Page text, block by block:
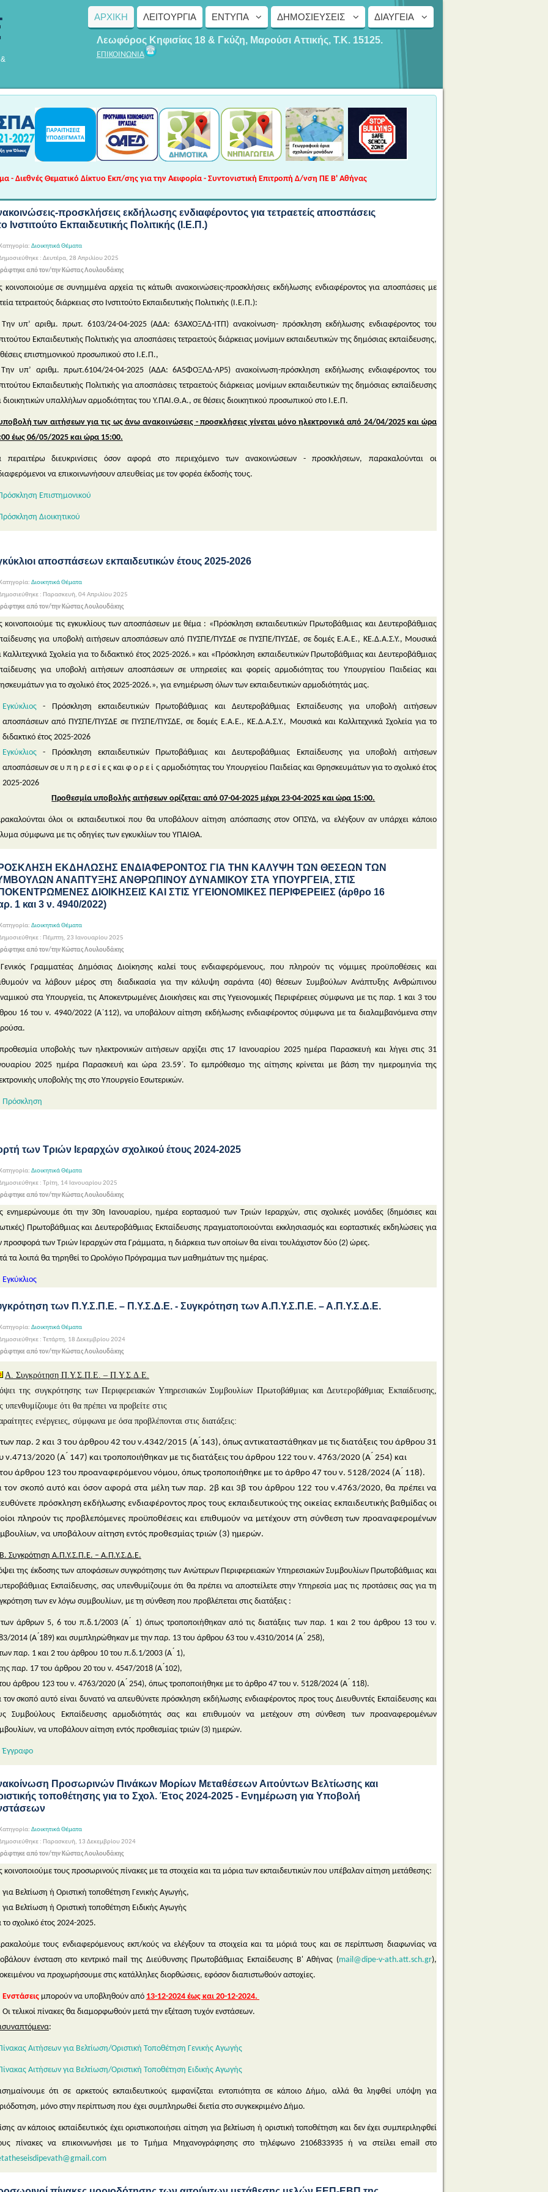
ΑΡΧΙΚΗ ΛΕΙΤΟΥΡΓΊΑ ΈΝΤΥΠΑ ΔΗΜΟΣΙΕΎΣΕΙΣ ΔΙΑΎΓΕΙΑ
Λεωφόρος Κηφισίας 18 & Γκύζη, Μαρούσι Αττικής, Τ.Κ. 15125.
ΕΠΙΚΟΙΝΩΝΙΑ
- Διεθνές Θεματικό Δίκτυο Εκπ/σης για την Αειφορία - Συντονιστική Επιτροπή Δ/νση ΠΕ Β' Αθήνας
προσκλήσεις εκδήλωσης ενδιαφέροντος για τετραετείς αποσπάσεις
Ινστιτούτο Εκπαιδευτικής Πολιτικής (Ι.Ε.Π.)
Διοικητικά Θέματα
: Δευτέρα, 28 Απριλίου 2025
από τον/την Κώστας Λουλουδάκης
κοινοποιούμε σε συνημμένα αρχεία τις κάτωθι ανακοινώσεις-προσκλήσεις εκδήλωσης ενδιαφέροντος για αποσπάσεις με
τετραετούς διάρκειας στο Ινστιτούτο Εκπαιδευτικής Πολιτικής (Ι.Ε.Π.):
υπ’ αριθμ. πρωτ. 6103/24-04-2025 (ΑΔΑ: 63ΑΧΟΞΛΔ-ΙΤΠ) ανακοίνωση- πρόσκληση εκδήλωσης ενδιαφέροντος του
Εκπαιδευτικής Πολιτικής για αποσπάσεις τετραετούς διάρκειας μονίμων εκπαιδευτικών της δημόσιας εκπαίδευσης,
επιστημονικού προσωπικού στο Ι.Ε.Π.,
υπ’ αριθμ. πρωτ.6104/24-04-2025 (ΑΔΑ: 6Α5ΦΟΞΛΔ-ΛΡ5) ανακοίνωση-πρόσκληση εκδήλωσης ενδιαφέροντος του
Εκπαιδευτικής Πολιτικής για αποσπάσεις τετραετούς διάρκειας μονίμων εκπαιδευτικών της δημόσιας εκπαίδευσης
διοικητικών υπαλλήλων αρμοδιότητας του Υ.ΠΑΙ.Θ.Α., σε θέσεις διοικητικού προσωπικού στο Ι.Ε.Π.
των αιτήσεων για τις ως άνω ανακοινώσεις - προσκλήσεις γίνεται μόνο ηλεκτρονικά από 24/04/2025 και ώρα
έως 06/05/2025 και ώρα 15:00.
περαιτέρω διευκρινίσεις όσον αφορά στο περιεχόμενο των ανακοινώσεων - προσκλήσεων, παρακαλούνται οι
να επικοινωνήσουν απευθείας με τον φορέα έκδοσής τους.
Επιστημονικού
Διοικητικού
αποσπάσεων εκπαιδευτικών έτους 2025-2026
Διοικητικά Θέματα
: Παρασκευή, 04 Απριλίου 2025
από τον/την Κώστας Λουλουδάκης
κοινοποιούμε τις εγκυκλίους των αποσπάσεων με θέμα : «Πρόσκληση εκπαιδευτικών Πρωτοβάθμιας και Δευτεροβάθμιας
για υποβολή αιτήσεων αποσπάσεων από ΠΥΣΠΕ/ΠΥΣΔΕ σε ΠΥΣΠΕ/ΠΥΣΔΕ, σε δομές Ε.Α.Ε., ΚΕ.Δ.Α.Σ.Υ., Μουσικά
Καλλιτεχνικά Σχολεία για το διδακτικό έτος 2025-2026.» και «Πρόσκληση εκπαιδευτικών Πρωτοβάθμιας και Δευτεροβάθμιας
για υποβολή αιτήσεων αποσπάσεων σε υπηρεσίες και φορείς αρμοδιότητας του Υπουργείου Παιδείας και
για το σχολικό έτος 2025-2026.», για ενημέρωση όλων των εκπαιδευτικών αρμοδιότητάς μας.
Εγκύκλιος- Πρόσκληση εκπαιδευτικών Πρωτοβάθμιας και Δευτεροβάθμιας Εκπαίδευσης για υποβολή αιτήσεων
αποσπάσεων από ΠΥΣΠΕ/ΠΥΣΔΕ σε ΠΥΣΠΕ/ΠΥΣΔΕ, σε δομές Ε.Α.Ε., ΚΕ.Δ.Α.Σ.Υ., Μουσικά και Καλλιτεχνικά Σχολεία για το
διδακτικό έτος 2025-2026
Εγκύκλιος- Πρόσκληση εκπαιδευτικών Πρωτοβάθμιας και Δευτεροβάθμιας Εκπαίδευσης για υποβολή αιτήσεων
αποσπάσεων σε υ π η ρ ε σ ί ε ς και φ ο ρ ε ί ς αρμοδιότητας του Υπουργείου Παιδείας και Θρησκευμάτων για το σχολικό έτος
2025-2026
Προθεσμία υποβολής αιτήσεων ορίζεται: από 07-04-2025 μέχρι 23-04-2025 και ώρα 15:00.
όλοι οι εκπαιδευτικοί που θα υποβάλουν αίτηση απόσπασης στον ΟΠΣΥΔ, να ελέγξουν αν υπάρχει κάποιο
σύμφωνα με τις οδηγίες των εγκυκλίων του ΥΠΑΙΘΑ.
ΕΚΔΗΛΩΣΗΣ ΕΝΔΙΑΦΕΡΟΝΤΟΣ ΓΙΑ ΤΗΝ ΚΑΛΥΨΗ ΤΩΝ ΘΕΣΕΩΝ ΤΩΝ
ΑΝΑΠΤΥΞΗΣ ΑΝΘΡΩΠΙΝΟΥ ΔΥΝΑΜΙΚΟΥ ΣΤΑ ΥΠΟΥΡΓΕΙΑ, ΣΤΙΣ
ΔΙΟΙΚΗΣΕΙΣ ΚΑΙ ΣΤΙΣ ΥΓΕΙΟΝΟΜΙΚΕΣ ΠΕΡΙΦΕΡΕΙΕΣ (άρθρο 16
1 και 3 ν. 4940/2022)
Διοικητικά Θέματα
: Πέμπτη, 23 Ιανουαρίου 2025
από τον/την Κώστας Λουλουδάκης
Γραμματέας Δημόσιας Διοίκησης καλεί τους ενδιαφερόμενους, που πληρούν τις νόμιμες προϋποθέσεις και
να λάβουν μέρος στη διαδικασία για την κάλυψη σαράντα (40) θέσεων Συμβούλων Ανάπτυξης Ανθρώπινου
στα Υπουργεία, τις Αποκεντρωμένες Διοικήσεις και στις Υγειονομικές Περιφέρειες σύμφωνα με τις παρ. 1 και 3 του
16 του ν. 4940/2022 (Α΄112), να υποβάλουν αίτηση εκδήλωσης ενδιαφέροντος σύμφωνα με τα διαλαμβανόμενα στην
υποβολής των ηλεκτρονικών αιτήσεων αρχίζει στις 17 Ιανουαρίου 2025 ημέρα Παρασκευή και λήγει στις 31
2025 ημέρα Παρασκευή και ώρα 23.59΄. Το εμπρόθεσμο της αίτησης κρίνεται με βάση την ημερομηνία της
υποβολής της στο Υπουργείο Εσωτερικών.
Πρόσκληση
των Τριών Ιεραρχών σχολικού έτους 2024-2025
Διοικητικά Θέματα
: Τρίτη, 14 Ιανουαρίου 2025
από τον/την Κώστας Λουλουδάκης
ενημερώνουμε ότι την 30η Ιανουαρίου, ημέρα εορτασμού των Τριών Ιεραρχών, στις σχολικές μονάδες (δημόσιες και
Πρωτοβάθμιας και Δευτεροβάθμιας Εκπαίδευσης πραγματοποιούνται εκκλησιασμός και εορταστικές εκδηλώσεις για
προσφορά των Τριών Ιεραρχών στα Γράμματα, η διάρκεια των οποίων θα είναι τουλάχιστον δύο (2) ώρες.
τα λοιπά θα τηρηθεί το Ωρολόγιο Πρόγραμμα των μαθημάτων της ημέρας.
Εγκύκλιος
των Π.Υ.Σ.Π.Ε. – Π.Υ.Σ.Δ.Ε. - Συγκρότηση των Α.Π.Υ.Σ.Π.Ε. – Α.Π.Υ.Σ.Δ.Ε.
Διοικητικά Θέματα
: Τετάρτη, 18 Δεκεμβρίου 2024
από τον/την Κώστας Λουλουδάκης
Α. Συγκρότηση Π.Υ.Σ.Π.Ε. – Π.Υ.Σ.Δ.Ε.
της συγκρότησης των Περιφερειακών Υπηρεσιακών Συμβουλίων Πρωτοβάθμιας και Δευτεροβάθμιας Εκπαίδευσης,
υπενθυμίζουμε ότι θα πρέπει να προβείτε στις
ενέργειες, σύμφωνα με όσα προβλέπονται στις διατάξεις:
παρ. 2 και 3 του άρθρου 42 του ν.4342/2015 (Α ́143), όπως αντικαταστάθηκαν με τις διατάξεις του άρθρου 31
ν.4713/2020 (Α ́ 147) και τροποποιήθηκαν με τις διατάξεις του άρθρου 122 του ν. 4763/2020 (Α ́ 254) και
άρθρου 123 του προαναφερόμενου νόμου, όπως τροποποιήθηκε με το άρθρο 47 του ν. 5128/2024 (Α ́ 118).
τον σκοπό αυτό και όσον αφορά στα μέλη των παρ. 2β και 3β του άρθρου 122 του ν.4763/2020, θα πρέπει να
πρόσκληση εκδήλωσης ενδιαφέροντος προς τους εκπαιδευτικούς της οικείας εκπαιδευτικής βαθμίδας οι
πληρούν τις προβλεπόμενες προϋποθέσεις και επιθυμούν να μετέχουν στη σύνθεση των προαναφερομένων
να υποβάλουν αίτηση εντός προθεσμίας τριών (3) ημερών.
Β. Συγκρότηση Α.Π.Υ.Σ.Π.Ε. – Α.Π.Υ.Σ.Δ.Ε.
της έκδοσης των αποφάσεων συγκρότησης των Ανώτερων Περιφερειακών Υπηρεσιακών Συμβουλίων Πρωτοβάθμιας και
Εκπαίδευσης, σας υπενθυμίζουμε ότι θα πρέπει να αποστείλετε στην Υπηρεσία μας τις προτάσεις σας για τη
των εν λόγω συμβουλίων, με τη σύνθεση που προβλέπεται στις διατάξεις :
άρθρων 5, 6 του π.δ.1/2003 (Α ́ 1) όπως τροποποιήθηκαν από τις διατάξεις των παρ. 1 και 2 του άρθρου 13 του ν.
2014 (Α ́189) και συμπληρώθηκαν με την παρ. 13 του άρθρου 63 του ν.4310/2014 (Α ́ 258),
παρ. 1 και 2 του άρθρου 10 του π.δ.1/2003 (Α ́ 1),
παρ. 17 του άρθρου 20 του ν. 4547/2018 (Α ́102),
άρθρου 123 του ν. 4763/2020 (Α ́ 254), όπως τροποποιήθηκε με το άρθρο 47 του ν. 5128/2024 (Α ́ 118).
τον σκοπό αυτό είναι δυνατό να απευθύνετε πρόσκληση εκδήλωσης ενδιαφέροντος προς τους Διευθυντές Εκπαίδευσης και
Συμβούλους Εκπαίδευσης αρμοδιότητάς σας και επιθυμούν να μετέχουν στη σύνθεση των προαναφερομένων
να υποβάλουν αίτηση εντός προθεσμίας τριών (3) ημερών.
Έγγραφο
Προσωρινών Πινάκων Μορίων Μεταθέσεων Αιτούντων Βελτίωσης και
τοποθέτησης για το Σχολ. Έτος 2024-2025 - Ενημέρωση για Υποβολή
Διοικητικά Θέματα
: Παρασκευή, 13 Δεκεμβρίου 2024
από τον/την Κώστας Λουλουδάκης
κοινοποιούμε τους προσωρινούς πίνακες με τα στοιχεία και τα μόρια των εκπαιδευτικών που υπέβαλαν αίτηση μετάθεσης:
για Βελτίωση ή Οριστική τοποθέτηση Γενικής Αγωγής,
για Βελτίωση ή Οριστική τοποθέτηση Ειδικής Αγωγής
το σχολικό έτος 2024-2025.
τους ενδιαφερόμενους εκπ/κούς να ελέγξουν τα στοιχεία και τα μόριά τους και σε περίπτωση διαφωνίας να
ένσταση στο κεντρικό mail της Διεύθυνσης Πρωτοβάθμιας Εκπαίδευσης Β' Αθήνας (mail@dipe-v-ath.att.sch.gr),
να προχωρήσουμε στις κατάλληλες διορθώσεις, εφόσον διαπιστωθούν αστοχίες.
Ενστάσεις μπορούν να υποβληθούν από 13-12-2024 έως και 20-12-2024.
Οι τελικοί πίνακες θα διαμορφωθούν μετά την εξέταση τυχόν ενστάσεων.
:
Αιτήσεων για Βελτίωση/Οριστική Τοποθέτηση Γενικής Αγωγής
Αιτήσεων για Βελτίωση/Οριστική Τοποθέτηση Ειδικής Αγωγής
ότι σε αρκετούς εκπαιδευτικούς εμφανίζεται εντοπιότητα σε κάποιο Δήμο, αλλά θα ληφθεί υπόψη για
μόνο στην περίπτωση που έχει συμπληρωθεί διετία στο συγκεκριμένο Δήμο.
αν κάποιος εκπαίδευτικός έχει οριστικοποιήσει αίτηση για βελτίωση ή οριστική τοποθέτηση και δεν έχει συμπεριληφθεί
πίνακες να επικοινωνήσει με το Τμήμα Μηχανογράφησης στο τηλέφωνο 2106833935 ή να στείλει email στο